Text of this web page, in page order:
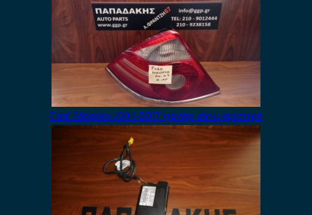
Ford Mondeo 2004-2007 φανάρι πίσω αριστερό